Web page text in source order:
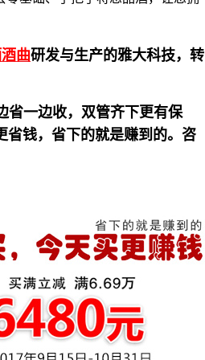
曲研发与生产的雅大科技，转
省一边收，双管齐下更有保
省钱，省下的就是赚到的。咨